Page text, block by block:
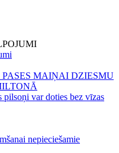
PASES MAIŅAI DZIESMU
var doties bez vīzas
nepieciešamie